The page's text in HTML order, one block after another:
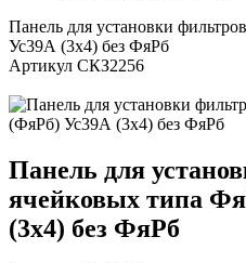
Панель для установки
Ус39А (3х4) без ФяРб
Артикул СКЗ2256
Панель для
ячейковых типа
(3х4) без ФяРб